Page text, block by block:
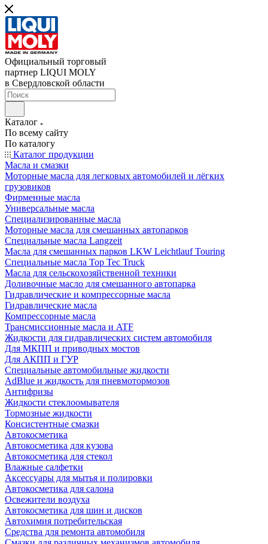
Официальный торговый
партнер LIQUI MOLY
в Свердловской области
Каталог
По всему сайту
По каталогу
Каталог продукции
Масла и смазки
Моторные масла для легковых автомобилей и лёгких
грузовиков
Фирменные масла
Универсальные масла
Специализированные масла
Моторные масла для смешанных автопарков
Специальные масла Langzeit
Масла для смешанных парков LKW Leichtlauf Touring
Специальные масла Top Tec Truck
Масла для сельскохозяйственной техники
Доливочные масло для смешанного автопарка
Гидравлические и компрессорные масла
Гидравлические масла
Компрессорные масла
Трансмиссионные масла и ATF
Жидкости для гидравлических систем автомобиля
Для МКПП и приводных мостов
Для АКПП и ГУР
Специальные автомобильные жидкости
AdBlue и жидкость для пневмотормозов
Антифризы
Жидкости стеклоомывателя
Тормозные жидкости
Консистентные смазки
Автокосметика
Автокосметика для кузова
Автокосметика для стекол
Влажные салфетки
Аксессуары для мытья и полировки
Автокосметика для салона
Освежители воздуха
Автокосметика для шин и дисков
Автохимия потребительская
Средства для ремонта автомобиля